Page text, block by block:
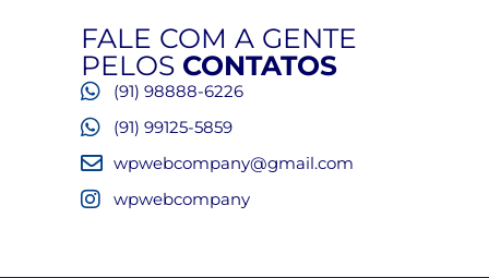
FALE COM A GENTE
PELOS CONTATOS
(91) 98888-6226
(91) 99125-5859
wpwebcompany@gmail.com
wpwebcompany